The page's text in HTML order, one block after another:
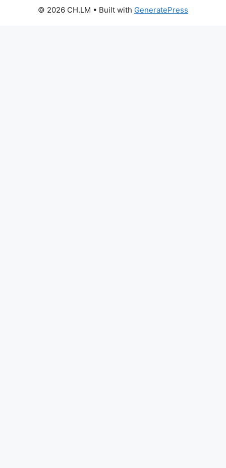
© 2026 CH.LM • Built with GeneratePress